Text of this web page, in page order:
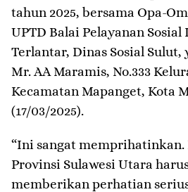
tahun 2025, bersama Opa-
UPTD Balai Pelayanan Sosial
Terlantar, Dinas Sosial Sulut,
Mr. AA Maramis, No.333
Kecamatan Mapanget, Kota
(17/03/2025).
“Ini sangat memprihatinkan.
Provinsi Sulawesi Utara
memberikan perhatian